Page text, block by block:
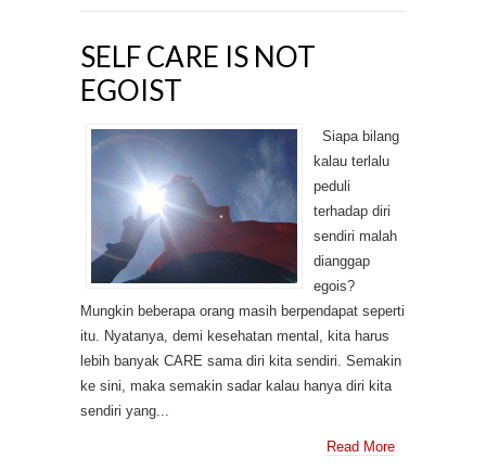
SELF CARE IS NOT
EGOIST
Siapa bilang
kalau terlalu
peduli
terhadap diri
sendiri malah
dianggap
egois?
Mungkin beberapa orang masih berpendapat seperti
itu. Nyatanya, demi kesehatan mental, kita harus
lebih banyak CARE sama diri kita sendiri. Semakin
ke sini, maka semakin sadar kalau hanya diri kita
sendiri yang...
Read More